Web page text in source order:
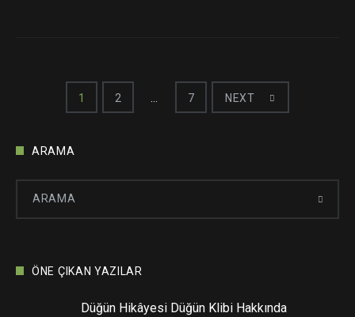
dolaşımı
1 2 7 NEXT
ARAMA
ÖNE ÇIKAN YAZILAR
Düğün Hikâyesi Düğün Klibi Hakkında